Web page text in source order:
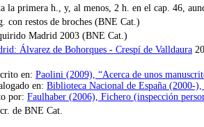
la primera h., y, al menos, 2 h. en el cap. 46,
con restos de broches (BNE Cat.)
Madrid 2003 (BNE Cat.)
Álvarez de Bohorques - Crespí de Valldaura
en: Paolini (2009), “Acerca de unos
en: Biblioteca Nacional de España
por: Faulhaber (2006), Fichero (inspección
de BNE Cat.